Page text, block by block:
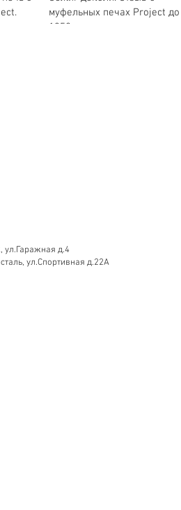
муфельных печах Project до
1350 градусов.
ул.Гаражная д.4
ул.Спортивная д.22А